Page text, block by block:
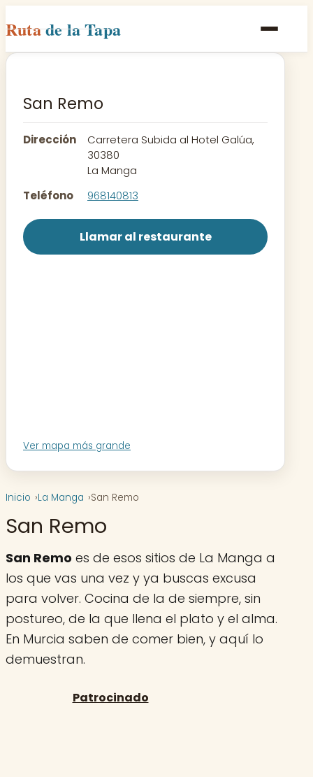
Rutade la Tapa
Inicio
Rutas
Contacto
San Remo
Dirección
Carretera Subida al Hotel Galúa,
30380
La Manga
Teléfono
968140813
Llamar al restaurante
Ver mapa más grande
Inicio La Manga San Remo
San Remo
San Remo es de esos sitios de La Manga a
los que vas una vez y ya buscas excusa
para volver. Cocina de la de siempre, sin
postureo, de la que llena el plato y el alma.
En Murcia saben de comer bien, y aquí lo
demuestran.